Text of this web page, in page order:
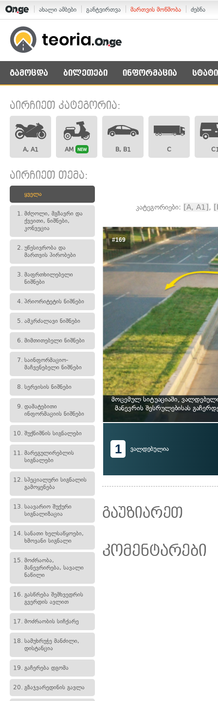
ახალი ამბები განტვირთვა მართვის მოწმობა ძებნა
გამოცდა ბილეთები ინფორმაცია
აირჩიეთ კატეგორია:
A, A1 AM NEW B, B1 C
აირჩიეთ თემა:
ყველა
1. მძღოლი, მგზავრი და
ქვეითი, ნიშნები,
კონვეცია
2. უწესივრობა და
მართვის პირობები
3. მაფრთხილებელი
ნიშნები
4. პრიორიტეტის ნიშნები
5. ამკრძალავი ნიშნები
6. მიმთითებელი ნიშნები
7. საინფორმაციო-
მაჩვენებელი ნიშნები
8. სერვისის ნიშნები
9. დამატებითი
ინფორმაციის ნიშნები
10. შუქნიშნის სიგნალები
11. მარეგულირებლის
სიგნალები
12. სპეციალური სიგნალის
გამოყენება
13. საავარიო შუქური
სიგნალიზაცია
14. სანათი ხელსაწყოები,
ხმოვანი სიგნალი
15. მოძრაობა,
მანევრირება, სავალი
ნაწილი
16. გასწრება შემხვედრის
გვერდის ავლით
17. მოძრაობის სიჩქარე
18. სამუხრუჭე მანძილი,
დისტანცია
19. გაჩერება დგომა
20. გზაჯვარედინის გავლა
კატეგორიები: [A, A1],
#169
მოცემულ სიტუაციაში,
მანევრის შესრულებისას
1 ვალდებულია
გაუზიარეთ
კომენტარები